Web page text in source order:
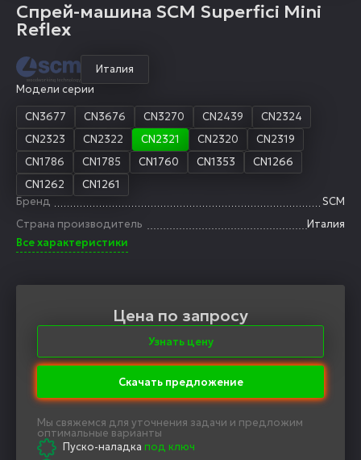
Спрей-машина SCM Superfici Mini
Reflex
Италия
Модели серии
CN3677
CN3676 CN3270 CN2439
CN2324
CN2323
CN2322 CN2321 CN2320
CN2319
CN1786
CN1785 CN1760 CN1353
CN1266
CN1262
CN1261
Бренд
SCM
Страна производитель
Италия
Все характеристики
Цена по запросу
Узнать цену
Скачать предложение
Мы свяжемся для уточнения задачи и предложим
оптимальные варианты
Пуско-наладка под ключ